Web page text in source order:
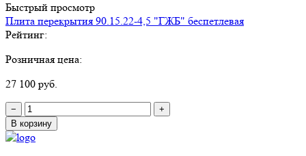
Быстрый просмотр
Плита перекрытия 90.15.22-4,5 "ГЖБ" беспетлевая
Рейтинг:
Розничная цена:
27 100 руб.
−
+
В корзину